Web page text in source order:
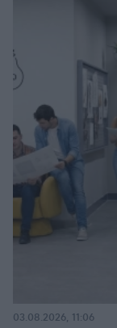
03.08.2026, 11:06